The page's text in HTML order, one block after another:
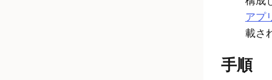
アプ
載さ
手順